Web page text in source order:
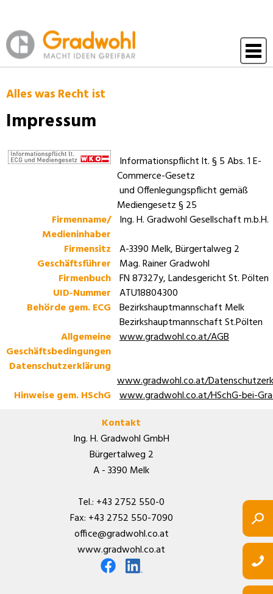
Alles was Recht ist
Impressum
Informationspflicht lt. § 5 Abs. 1 E-
Commerce-Gesetz
und Offenlegungspflicht gemäß
Mediengesetz § 25
Firmenname/
Medieninhaber
Ing. H. Gradwohl Gesellschaft m.b.H.
Firmensitz A-3390 Melk, Bürgertalweg 2
Geschäftsführer
Mag. Rainer Gradwohl
Firmenbuch FN 87327y, Landesgericht St. Pölten
UID-Nummer ATU18804300
Behörde gem. ECG Bezirkshauptmannschaft Melk
Bezirkshauptmannschaft St.Pölten
Allgemeine
Geschäftsbedingungen
www.gradwohl.co.at/AGB
Datenschutzerklärung
www.gradwohl.co.at/
Hinweise gem. HSchG www.gradwohl.co.at/HSchG-bei-
Kontakt
Ing. H. Gradwohl GmbH
Bürgertalweg 2
A - 3390 Melk
Tel.: +43 2752 550-0
Fax: +43 2752 550-7090
office@gradwohl.co.at
www.gradwohl.co.at